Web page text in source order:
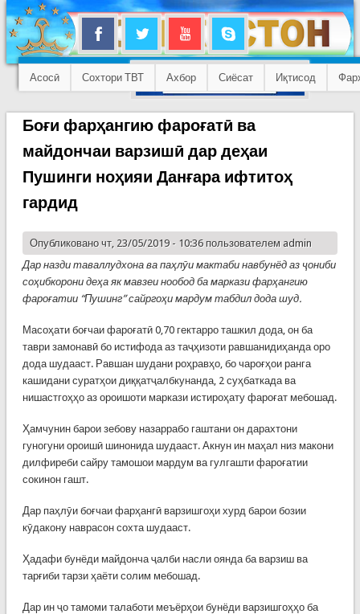
Асосӣ Сохтори ТВТ Ахбор Сиёсат Иқтисод
Боғи фарҳангию фароғатӣ ва
майдончаи варзишӣ дар деҳаи
Пушинги ноҳияи Данғара ифтитоҳ
гардид
Опубликовано чт, 23/05/2019 - 10:36 пользователем admin
Дар назди таваллудхона ва паҳлӯи мактаби навбунёд аз ҷониби
соҳибкорони деҳа як мавзеи нообод ба маркази фарҳангию
фароғатии “Пушинг” сайргоҳи мардум табдил дода шуд.
Масоҳати боғчаи фароғатӣ 0,70 гектарро ташкил дода, он ба
таври замонавӣ бо истифода аз таҷҳизоти равшанидиҳанда оро
дода шудааст. Равшан шудани роҳравҳо, бо чароғҳои ранга
кашидани суратҳои диққатҷалбкунанда, 2 суҳбаткада ва
нишастгоҳҳо аз ороишоти маркази истироҳату фароғат мебошад.
Ҳамчунин барои зебову назаррабо гаштани он дарахтони
гуногуни ороишӣ шинонида шудааст. Акнун ин маҳал низ макони
дилфиреби сайру тамошои мардум ва гулгашти фароғатии
сокинон гашт.
Дар паҳлӯи боғчаи фарҳангӣ варзишгоҳи хурд барои бозии
кӯдакону наврасон сохта шудааст.
Ҳадафи бунёди майдонча ҷалби насли оянда ба варзиш ва
тарғиби тарзи ҳаёти солим мебошад.
Дар ин ҷо тамоми талаботи меъёрҳои бунёди варзишгоҳҳо ба